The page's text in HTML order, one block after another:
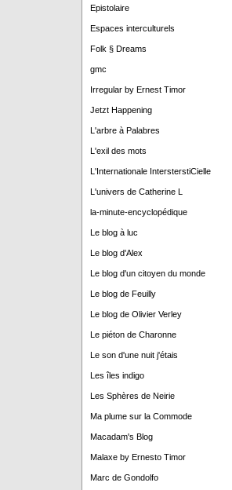
Epistolaire
Espaces interculturels
Folk § Dreams
gmc
Irregular by Ernest Timor
Jetzt Happening
L'arbre à Palabres
L'exil des mots
L'Internationale IntersterstiCielle
L'univers de Catherine L
la-minute-encyclopédique
Le blog à luc
Le blog d'Alex
Le blog d'un citoyen du monde
Le blog de Feuilly
Le blog de Olivier Verley
Le piéton de Charonne
Le son d'une nuit j'étais
Les îles indigo
Les Sphères de Neirie
Ma plume sur la Commode
Macadam's Blog
Malaxe by Ernesto Timor
Marc de Gondolfo